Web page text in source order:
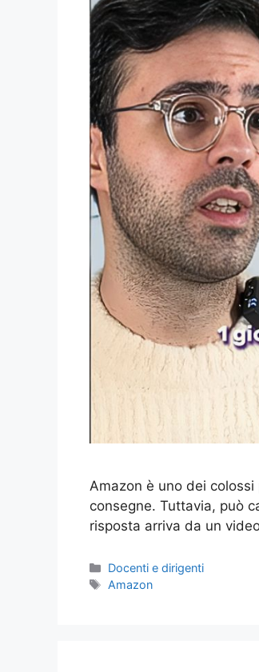
Amazon è uno dei
consegne. Tuttavia, può
risposta arriva da un
Categorie
Docenti e dirigenti
Tag
Amazon